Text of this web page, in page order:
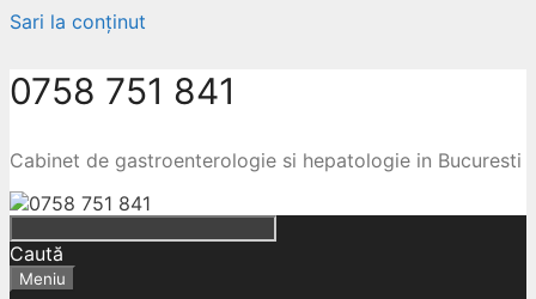
Sari la conținut
0758 751 841
Cabinet de gastroenterologie si hepatologie in Bucuresti
Caută
Meniu